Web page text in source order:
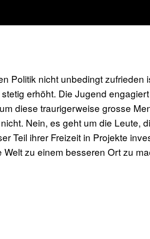
Politik nicht unbedingt zufrieden
erhöht. Die Jugend
diese traurigerweise grosse
Nein, es geht um die Leute,
Teil ihrer Freizeit in Projekte
zu einem besseren Ort zu